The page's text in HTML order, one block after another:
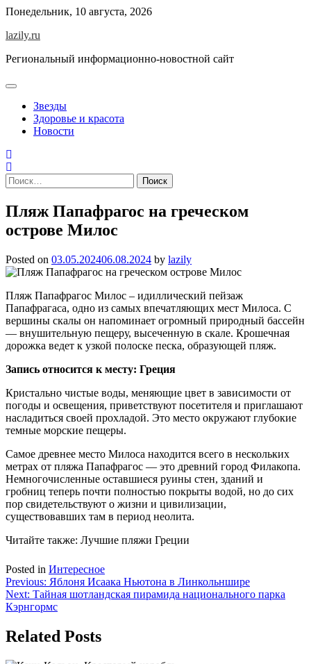
Skip
content
Понедельник, 10 августа, 2026
lazily.ru
Региональный информационно-новостной сайт
Звезды
Здоровье и красота
Новости
Найти:
Пляж Папафрагос на греческом
острове Милос
Posted on 03.05.202406.08.2024 by lazily
Пляж Папафрагос Милос – идиллический пейзаж
Папафрагаса, одно из самых впечатляющих мест Милоса. С
вершины скалы он напоминает огромный природный бассейн
— внушительную пещеру, высеченную в скале. Крошечная
дорожка ведет к узкой полоске песка, образующей пляж.
Запись относится к месту: Греция
Кристально чистые воды, меняющие цвет в зависимости от
погоды и освещения, приветствуют посетителя и приглашают
насладиться своей прохладой. Это место окружают глубокие
темные морские пещеры.
Самое древнее место Милоса находится всего в нескольких
метрах от пляжа Папафрагос — это древний город Филакопа.
Немногочисленные оставшиеся руины стен, зданий и
гробниц теперь почти полностью покрыты водой, но до сих
пор свидетельствуют о жизни и цивилизации,
существовавших там в период неолита.
Читайте также: Лучшие пляжи Греции
Posted in Интересное
Навигация
по
Previous: Яблоня Исаака Ньютона в Линкольншире
Next: Тайная шотландская пирамида национального парка
Кэрнгормс
Related Posts